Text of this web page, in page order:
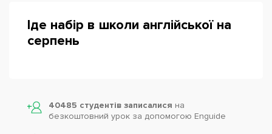
Іде набір в школи англійської на
серпень
40485 студентів записалися на
безкоштовний урок за допомогою Enguide